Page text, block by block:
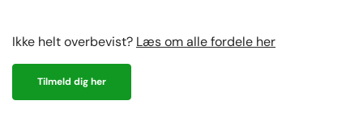
Ikke helt overbevist? Læs om alle fordele her
Tilmeld dig her